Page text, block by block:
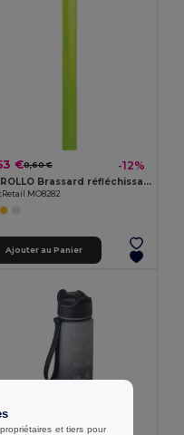
€0,60 € -12%
ENROLLO Brassard réfléchissant 32x3cm
MO8282
Ajouter au Panier
et tiers pour